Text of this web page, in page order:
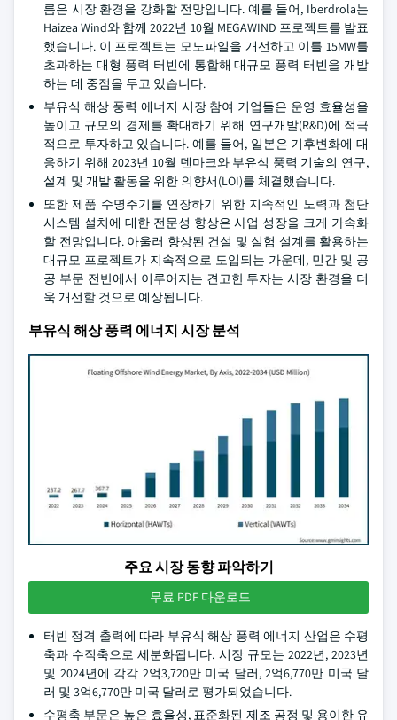
름은 시장 환경을 강화할 전망입니다. 예를 들어, Iberdrola는
Haizea Wind와 함께 2022년 10월 MEGAWIND 프로젝트를 발표
했습니다. 이 프로젝트는 모노파일을 개선하고 이를 15MW를
초과하는 대형 풍력 터빈에 통합해 대규모 풍력 터빈을 개발
하는 데 중점을 두고 있습니다.
부유식 해상 풍력 에너지 시장 참여 기업들은 운영 효율성을
높이고 규모의 경제를 확대하기 위해 연구개발(R&D)에 적극
적으로 투자하고 있습니다. 예를 들어, 일본은 기후변화에 대
응하기 위해 2023년 10월 덴마크와 부유식 풍력 기술의 연구,
설계 및 개발 활동을 위한 의향서(LOI)를 체결했습니다.
또한 제품 수명주기를 연장하기 위한 지속적인 노력과 첨단
시스템 설치에 대한 전문성 향상은 사업 성장을 크게 가속화
할 전망입니다. 아울러 향상된 건설 및 실험 설계를 활용하는
대규모 프로젝트가 지속적으로 도입되는 가운데, 민간 및 공
공 부문 전반에서 이루어지는 견고한 투자는 시장 환경을 더
욱 개선할 것으로 예상됩니다.
부유식 해상 풍력 에너지 시장 분석
주요 시장 동향 파악하기
무료 PDF 다운로드
터빈 정격 출력에 따라 부유식 해상 풍력 에너지 산업은 수평
축과 수직축으로 세분화됩니다. 시장 규모는 2022년, 2023년
및 2024년에 각각 2억3,720만 미국 달러, 2억6,770만 미국 달
러 및 3억6,770만 미국 달러로 평가되었습니다.
수평축 부문은 높은 효율성, 표준화된 제조 공정 및 용이한 유